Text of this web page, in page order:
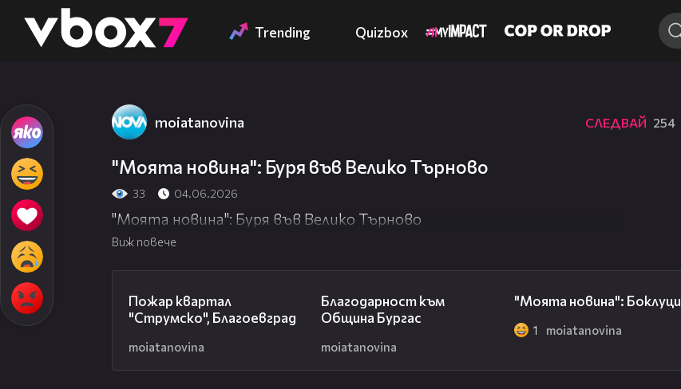
👾 Trending Quizbox
moiatanovina СЛЕДВАЙ 254
"Моята новина": Буря във Велико Търново
33 04.06.2026
"Моята новина": Буря във Велико Търново
Виж повече
Пожар квартал
"Струмско", Благоевград
moiatanovina
Благодарност към
Община Бургас
moiatanovina
"Моята новина": Боклуци
1 moiatanovina